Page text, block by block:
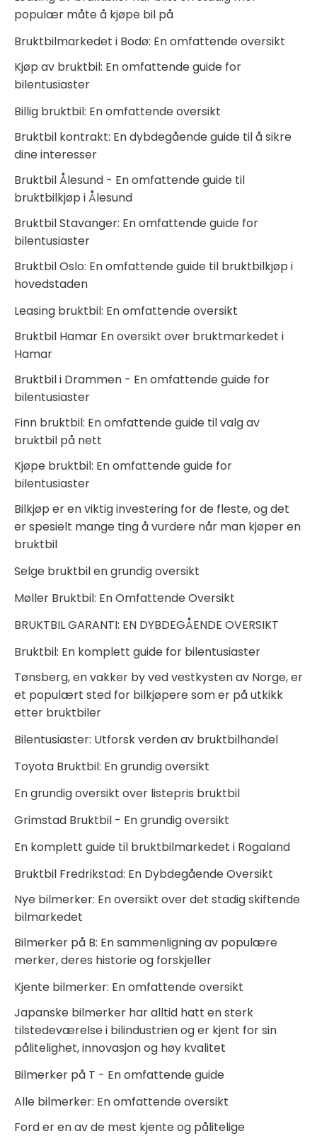
populær måte å kjøpe bil på
Bruktbilmarkedet i Bodø: En omfattende oversikt
Kjøp av bruktbil: En omfattende guide for
bilentusiaster
Billig bruktbil: En omfattende oversikt
Bruktbil kontrakt: En dybdegående guide til å sikre
dine interesser
Bruktbil Ålesund - En omfattende guide til
bruktbilkjøp i Ålesund
Bruktbil Stavanger: En omfattende guide for
bilentusiaster
Bruktbil Oslo: En omfattende guide til bruktbilkjøp i
hovedstaden
Leasing bruktbil: En omfattende oversikt
Bruktbil Hamar En oversikt over bruktmarkedet i
Hamar
Bruktbil i Drammen - En omfattende guide for
bilentusiaster
Finn bruktbil: En omfattende guide til valg av
bruktbil på nett
Kjøpe bruktbil: En omfattende guide for
bilentusiaster
Bilkjøp er en viktig investering for de fleste, og det
er spesielt mange ting å vurdere når man kjøper en
bruktbil
Selge bruktbil en grundig oversikt
Møller Bruktbil: En Omfattende Oversikt
BRUKTBIL GARANTI: EN DYBDEGÅENDE OVERSIKT
Bruktbil: En komplett guide for bilentusiaster
Tønsberg, en vakker by ved vestkysten av Norge, er
et populært sted for bilkjøpere som er på utkikk
etter bruktbiler
Bilentusiaster: Utforsk verden av bruktbilhandel
Toyota Bruktbil: En grundig oversikt
En grundig oversikt over listepris bruktbil
Grimstad Bruktbil - En grundig oversikt
En komplett guide til bruktbilmarkedet i Rogaland
Bruktbil Fredrikstad: En Dybdegående Oversikt
Nye bilmerker: En oversikt over det stadig skiftende
bilmarkedet
Bilmerker på B: En sammenligning av populære
merker, deres historie og forskjeller
Kjente bilmerker: En omfattende oversikt
Japanske bilmerker har alltid hatt en sterk
tilstedeværelse i bilindustrien og er kjent for sin
pålitelighet, innovasjon og høy kvalitet
Bilmerker på T - En omfattende guide
Alle bilmerker: En omfattende oversikt
Ford er en av de mest kjente og pålitelige